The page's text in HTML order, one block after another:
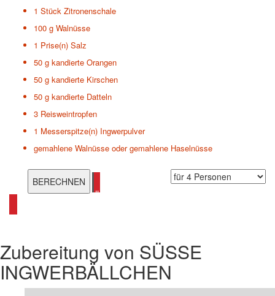
1 Stück Zitronenschale
100 g Walnüsse
1 Prise(n) Salz
50 g kandierte Orangen
50 g kandierte Kirschen
50 g kandierte Datteln
3 Reisweintropfen
1 Messerspitze(n) Ingwerpulver
gemahlene Walnüsse oder gemahlene Haselnüsse
alle Ingwer Rezepte ansehen
Zubereitung von SÜSSE I
NGWERBÄLLCHEN